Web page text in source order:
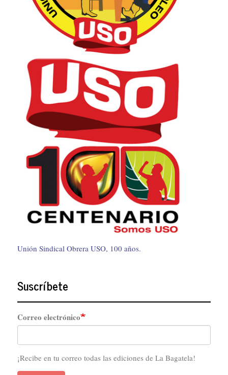
Unión Sindical Obrera USO, 100 años.
Suscríbete
Correo electrónico
¡Recibe en tu correo todas las ediciones de La Bagatela!